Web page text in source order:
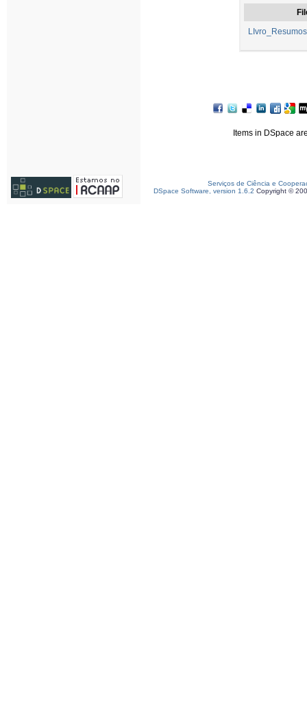
Items in DSpace
Serviços de Ciência e
DSpace Software, version 1.6.2 Copyright ©